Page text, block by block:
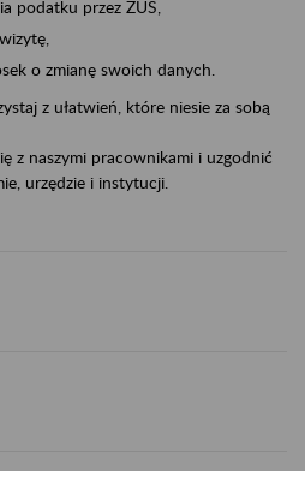
podatku przez ZUS,
o zmianę swoich danych.
z ułatwień, które niesie za sobą
z naszymi pracownikami i uzgodnić
urzędzie i instytucji.